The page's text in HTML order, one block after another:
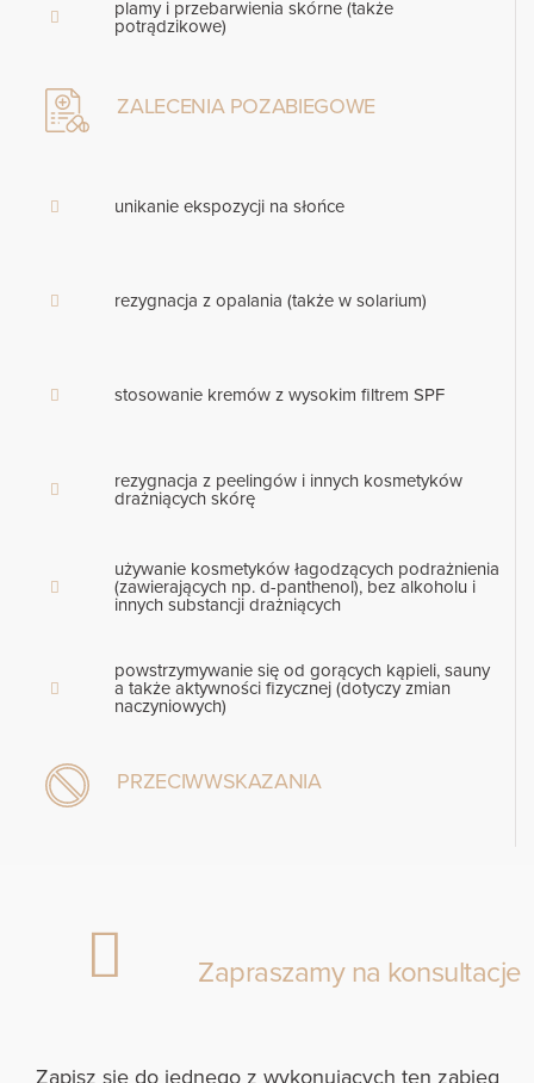
plamy i przebarwienia skórne (także
potrądzikowe)
ZALECENIA POZABIEGOWE
unikanie ekspozycji na słońce
rezygnacja z opalania (także w solarium)
stosowanie kremów z wysokim filtrem SPF
rezygnacja z peelingów i innych kosmetyków
drażniących skórę
używanie kosmetyków łagodzących podrażnienia
(zawierających np. d-panthenol), bez alkoholu i
innych substancji drażniących
powstrzymywanie się od gorących kąpieli, sauny
a także aktywności fizycznej (dotyczy zmian
naczyniowych)
PRZECIWWSKAZANIA
Zapraszamy na konsultacje
Zapisz się do jednego z wykonujących ten zabieg